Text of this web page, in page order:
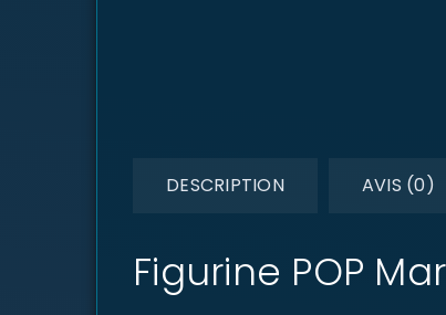
DESCRIPTION AVIS (0)
Figurine POP